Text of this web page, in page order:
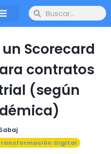
Scorecard
contratos
(según
Digital